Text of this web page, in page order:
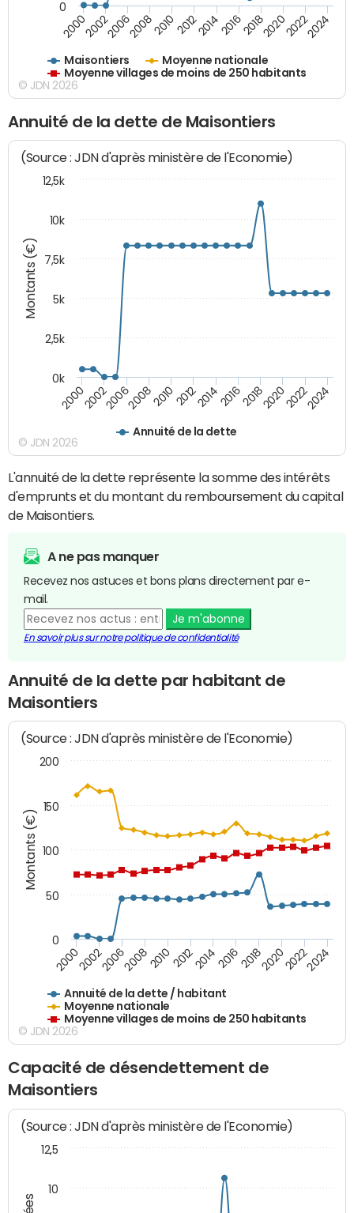
Maisontiers
Moyenne nationale
Moyenne villages de moins de 250 habitants
200020022006200820102012201420162018202020222024
0
© JDN 2026
Annuité de la dette de Maisontiers
Montants (€)
(Source : JDN d'après ministère de l'Economie)
Annuité de la dette
200020022006200820102012201420162018202020222024
0k
2,5k
5k
7,5k
10k
12,5k
© JDN 2026
L'annuité de la dette représente la somme des intérêts
d'emprunts et du montant du remboursement du capital
de Maisontiers.
A ne pas manquer
Recevez nos astuces et bons plans directement par e-
mail.
Je m'abonne
En savoir plus sur notre politique de confidentialité
Annuité de la dette par habitant de
Maisontiers
Montants (€)
(Source : JDN d'après ministère de l'Economie)
Annuité de la dette / habitant
Moyenne nationale
Moyenne villages de moins de 250 habitants
200020022006200820102012201420162018202020222024
0
50
100
150
200
© JDN 2026
Capacité de désendettement de
Maisontiers
(Source : JDN d'après ministère de l'Economie)
10
12,5